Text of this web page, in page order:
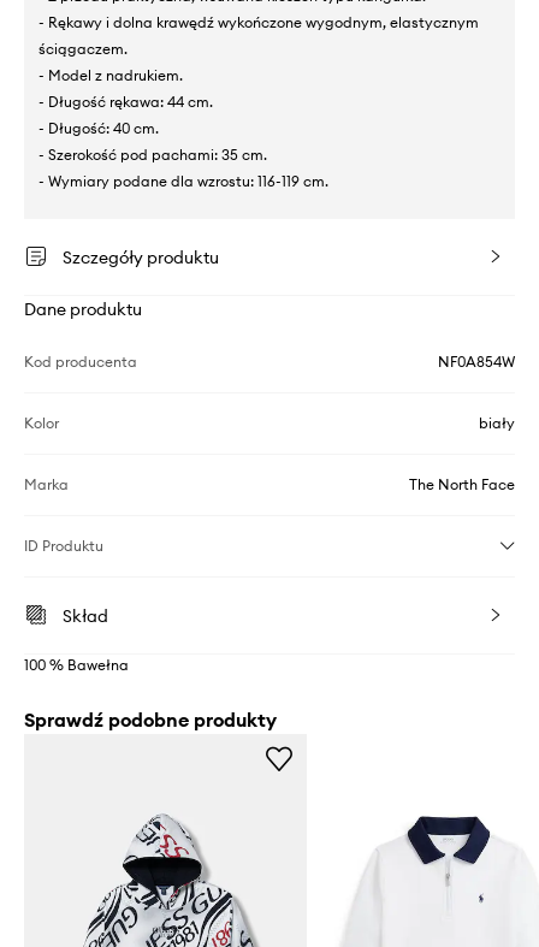
- Rękawy i dolna krawędź wykończone wygodnym, elastycznym
ściągaczem.
- Model z nadrukiem.
- Długość rękawa: 44 cm.
- Długość: 40 cm.
- Szerokość pod pachami: 35 cm.
- Wymiary podane dla wzrostu: 116-119 cm.
Szczegóły produktu
Dane produktu
Kod producenta NF0A854W
Kolor biały
Marka The North Face
ID Produktu
Skład
100 % Bawełna
Sprawdź podobne produkty